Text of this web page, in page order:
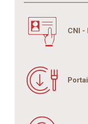
CNI -